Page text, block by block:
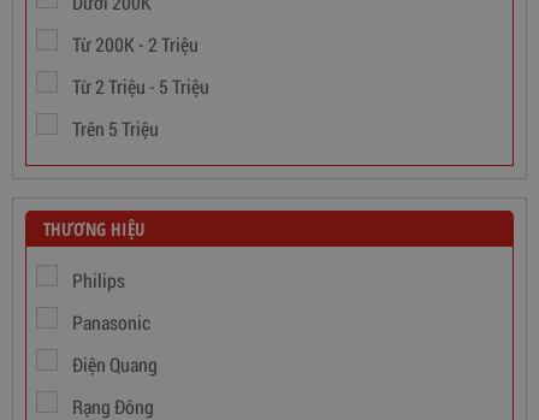
Dây Cáp Điện 1 Ruột Cadivi CV 1,5
346,000đ
Từ 200K - 2 Triệu
Từ 2 Triệu - 5 Triệu
Trên 5 Triệu
THƯƠNG HIỆU
Philips
Panasonic
Điện Quang
Rạng Đông